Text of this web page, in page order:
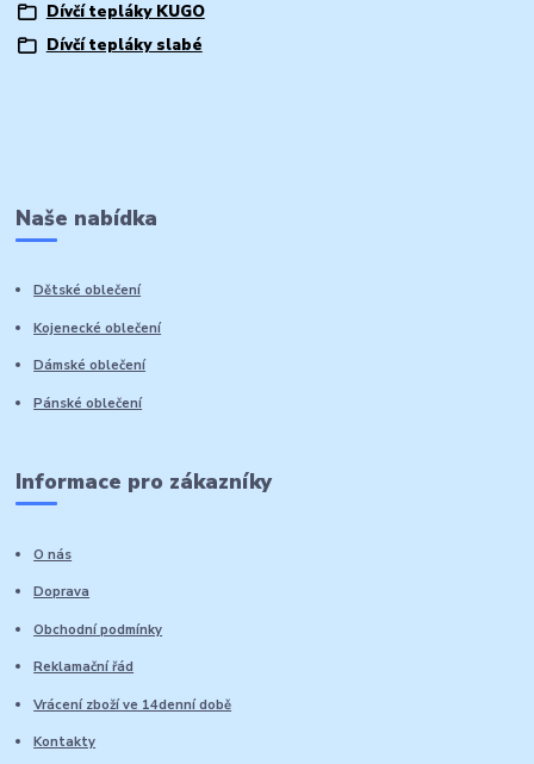
Dívčí tepláky KUGO
Dívčí tepláky slabé
Naše nabídka
Dětské oblečení
Kojenecké oblečení
Dámské oblečení
Pánské oblečení
Informace pro zákazníky
O nás
Doprava
Obchodní podmínky
Reklamační řád
Vrácení zboží ve 14denní době
Kontakty